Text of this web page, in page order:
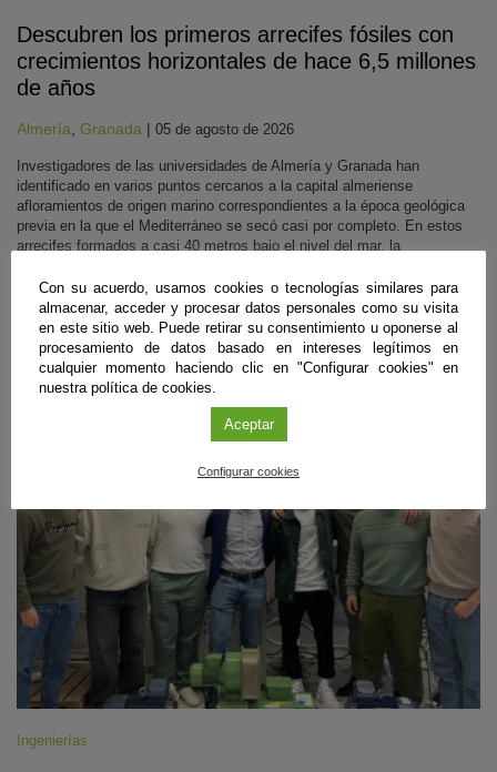
Descubren los primeros arrecifes fósiles con
crecimientos horizontales de hace 6,5 millones
de años
Almería Granada | 05 de agosto de 2026
Investigadores de las universidades de Almería y Granada han
identificado en varios puntos cercanos a la capital almeriense
afloramientos de origen marino correspondientes a la época geológica
previa en la que el Mediterráneo se secó casi por completo. En estos
arrecifes formados a casi 40 metros bajo el nivel del mar, la
de lado a lado. Ahora aportan pistas para reconstruir la historia climática
del pasado.
Sigue leyendo
Ingenierías
Con su acuerdo, usamos cookies o tecnologías similares para
almacenar, acceder y procesar datos personales como su visita
en este sitio web. Puede retirar su consentimiento u oponerse al
procesamiento de datos basado en intereses legítimos en
cualquier momento haciendo clic en "Configurar cookies" en
nuestra política de cookies.
Aceptar
Configurar cookies